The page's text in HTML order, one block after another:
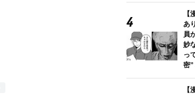
あ
員
妙
っ
密